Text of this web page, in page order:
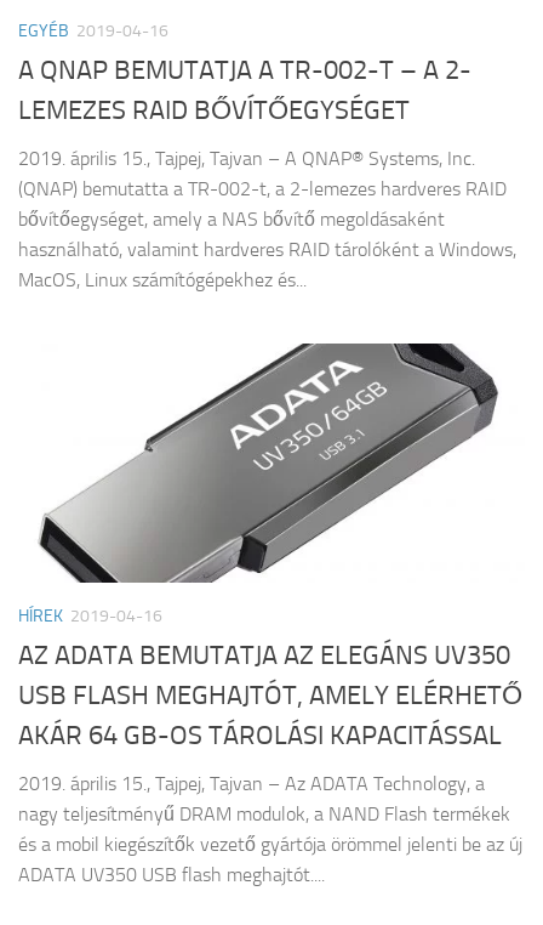
EGYÉB 2019-04-16
A QNAP BEMUTATJA A TR-002-T – A 2-
LEMEZES RAID BŐVÍTŐEGYSÉGET
2019. április 15., Tajpej, Tajvan – A QNAP® Systems, Inc.
(QNAP) bemutatta a TR-002-t, a 2-lemezes hardveres RAID
bővítőegységet, amely a NAS bővítő megoldásaként
használható, valamint hardveres RAID tárolóként a Windows,
MacOS, Linux számítógépekhez és...
HÍREK 2019-04-16
AZ ADATA BEMUTATJA AZ ELEGÁNS UV350
USB FLASH MEGHAJTÓT, AMELY ELÉRHETŐ
AKÁR 64 GB-OS TÁROLÁSI KAPACITÁSSAL
2019. április 15., Tajpej, Tajvan – Az ADATA Technology, a
nagy teljesítményű DRAM modulok, a NAND Flash termékek
és a mobil kiegészítők vezető gyártója örömmel jelenti be az új
ADATA UV350 USB flash meghajtót....